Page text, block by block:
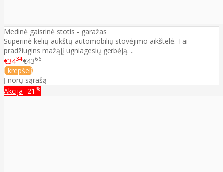
Medinė gaisrinė stotis - garažas
Superinė kelių aukštų automobilių stovėjimo aikštelė. Tai
pradžiugins mažąjį ugniagesių gerbėją. ..
€3434€4366
Į krepšelį
Į norų sąrašą
Akcija -21 %